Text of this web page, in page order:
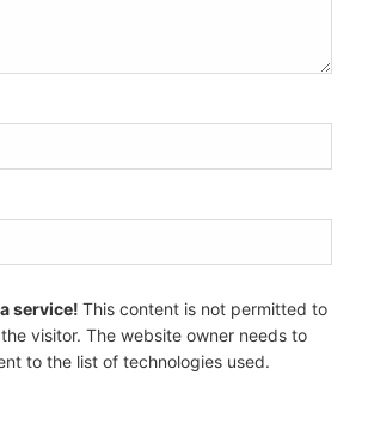
service! This content is not permitted to
visitor. The website owner needs to
to the list of technologies used.